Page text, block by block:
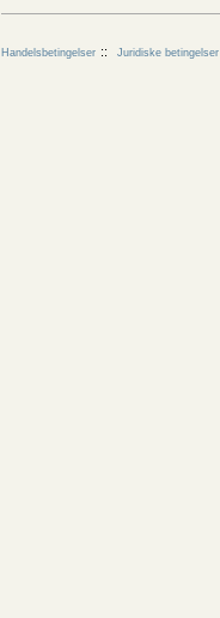
Handelsbetingelser Juridiske betingelser